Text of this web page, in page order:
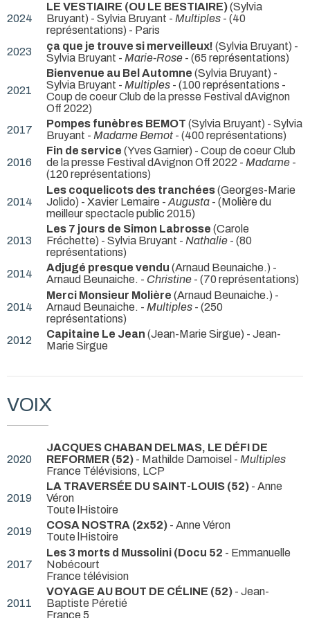
2024
LE VESTIAIRE (OU LE BESTIAIRE)(Sylvia
Bruyant) - Sylvia Bruyant - Multiples - (40
représentations) - Paris
2023
ça que je trouve si merveilleux! (Sylvia Bruyant) -
Sylvia Bruyant - Marie-Rose - (65 représentations)
2021
Bienvenue au Bel Automne (Sylvia Bruyant) -
Sylvia Bruyant - Multiples - (100 représentations -
Coup de coeur Club de la presse Festival dAvignon
Off 2022)
2017
Pompes funèbres BEMOT (Sylvia Bruyant) - Sylvia
Bruyant - Madame Bemot - (400 représentations)
2016
Fin de service (Yves Garnier) - Coup de coeur Club
de la presse Festival dAvignon Off 2022 - Madame -
(120 représentations)
2014
Les coquelicots des tranchées(Georges-Marie
Jolido) - Xavier Lemaire - Augusta - (Molière du
meilleur spectacle public 2015)
2013
Les 7 jours de Simon Labrosse (Carole
Fréchette) - Sylvia Bruyant - Nathalie - (80
représentations)
2014
Adjugé presque vendu (Arnaud Beunaiche.) -
Arnaud Beunaiche. - Christine - (70 représentations)
2014
Merci Monsieur Molière (Arnaud Beunaiche.) -
Arnaud Beunaiche. - Multiples - (250
représentations)
2012
Capitaine Le Jean (Jean-Marie Sirgue) - Jean-
Marie Sirgue
VOIX
2020
JACQUES CHABAN DELMAS, LE DÉFI DE
REFORMER (52) - Mathilde Damoisel - Multiples
France Télévisions, LCP
2019
LA TRAVERSÉE DU SAINT-LOUIS (52) - Anne
Véron
Toute lHistoire
2019
COSA NOSTRA (2x52) - Anne Véron
Toute lHistoire
2017
Les 3 morts d Mussolini (Docu 52 - Emmanuelle
Nobécourt
France télévision
2011
VOYAGE AU BOUT DE CÉLINE (52) - Jean-
Baptiste Péretié
France 5